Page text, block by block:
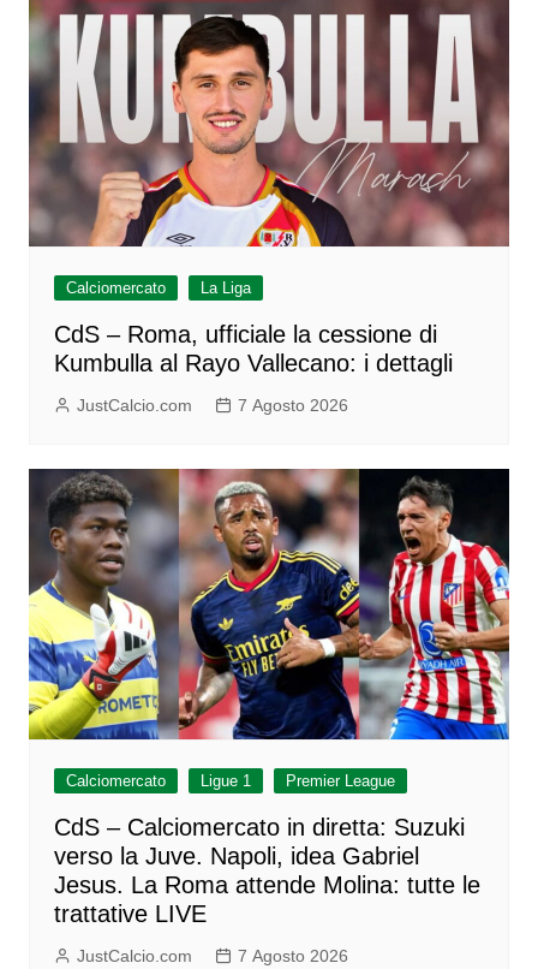
Calciomercato La Liga
CdS – Roma, ufficiale la cessione di
Kumbulla al Rayo Vallecano: i dettagli
JustCalcio.com 7 Agosto 2026
Calciomercato Ligue 1 Premier League
CdS – Calciomercato in diretta: Suzuki
verso la Juve. Napoli, idea Gabriel
Jesus. La Roma attende Molina: tutte le
trattative LIVE
JustCalcio.com 7 Agosto 2026